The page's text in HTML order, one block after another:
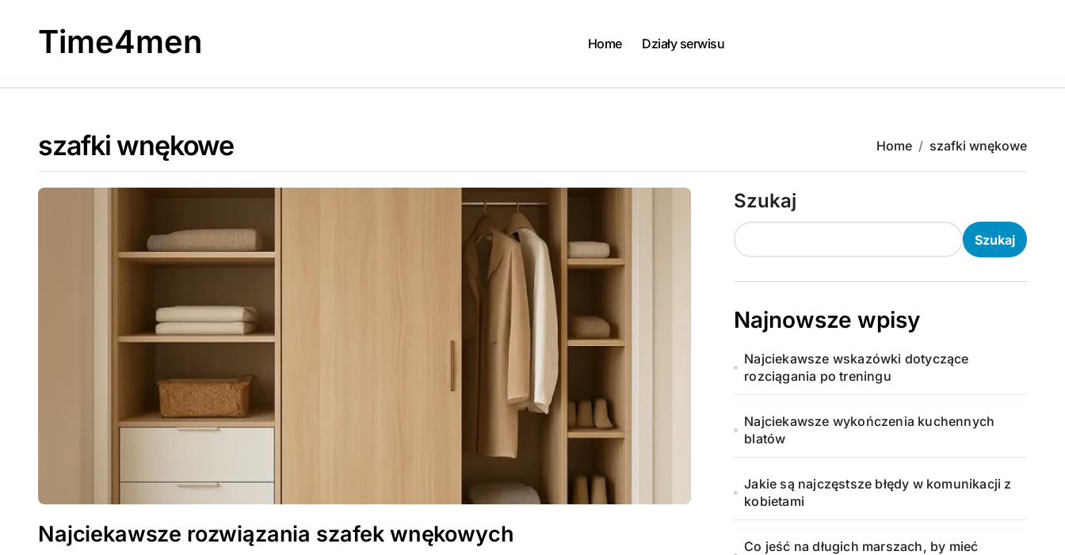
Time4men Home Działy serwisu
szafki wnękowe Home szafki wnękowe
Najciekawsze rozwiązania szafek wnękowych
Szukaj
Szukaj
Najnowsze wpisy
Najciekawsze wskazówki dotyczące
rozciągania po treningu
Najciekawsze wykończenia kuchennych
blatów
Jakie są najczęstsze błędy w komunikacji z
kobietami
Co jeść na długich marszach, by mieć